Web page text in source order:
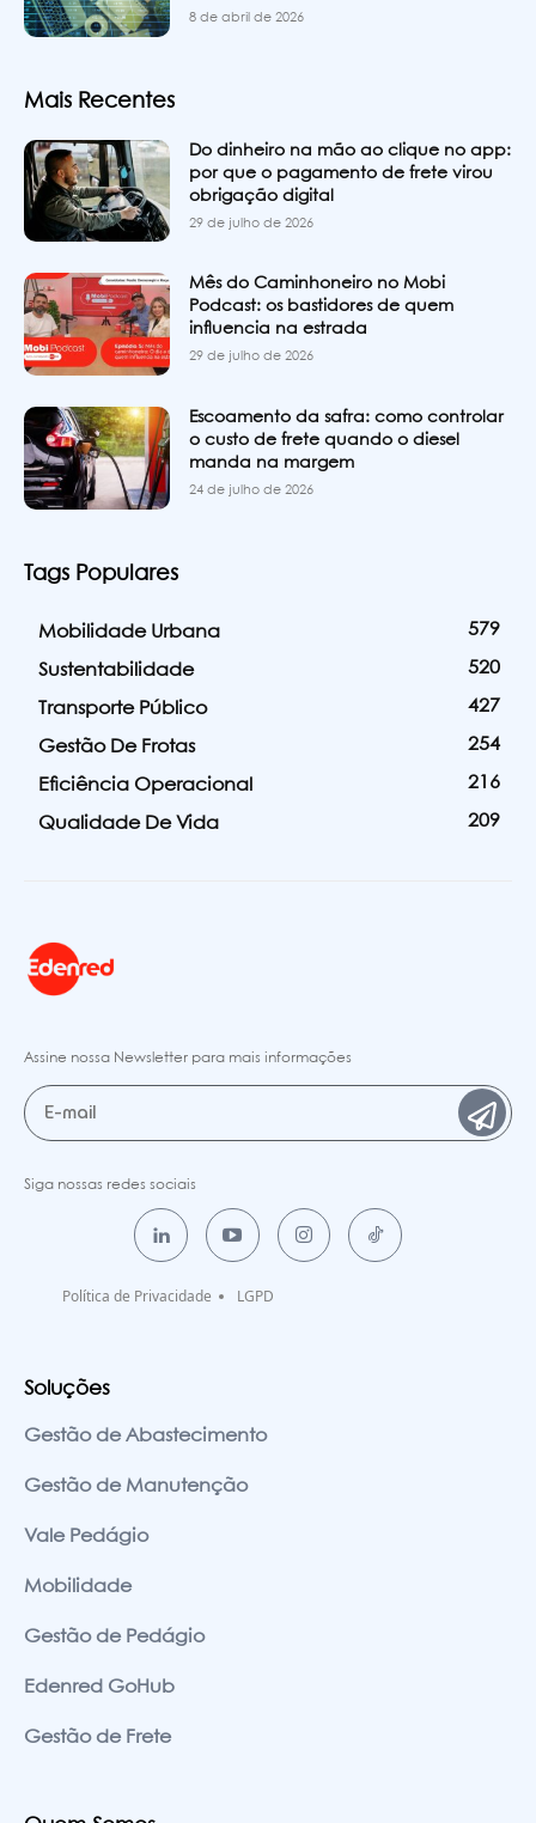
8 de abril de 2026
Mais Recentes
Do dinheiro na mão ao clique no app:
por que o pagamento de frete virou
obrigação digital
29 de julho de 2026
Mês do Caminhoneiro no Mobi
Podcast: os bastidores de quem
influencia na estrada
29 de julho de 2026
Escoamento da safra: como controlar
o custo de frete quando o diesel
manda na margem
24 de julho de 2026
Tags Populares
Mobilidade Urbana 579
Sustentabilidade 520
Transporte Público 427
Gestão De Frotas 254
Eficiência Operacional 216
Qualidade De Vida 209
Assine nossa Newsletter para mais informações
Siga nossas redes sociais
Política de Privacidade LGPD
Soluções
Gestão de Abastecimento
Gestão de Manutenção
Vale Pedágio
Mobilidade
Gestão de Pedágio
Edenred GoHub
Gestão de Frete